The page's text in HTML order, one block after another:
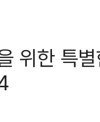
위한 특